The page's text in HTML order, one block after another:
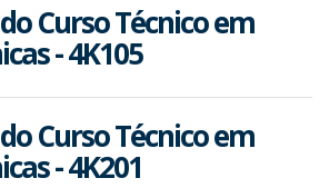
Curso Técnico em
- 4K105
Curso Técnico em
- 4K201